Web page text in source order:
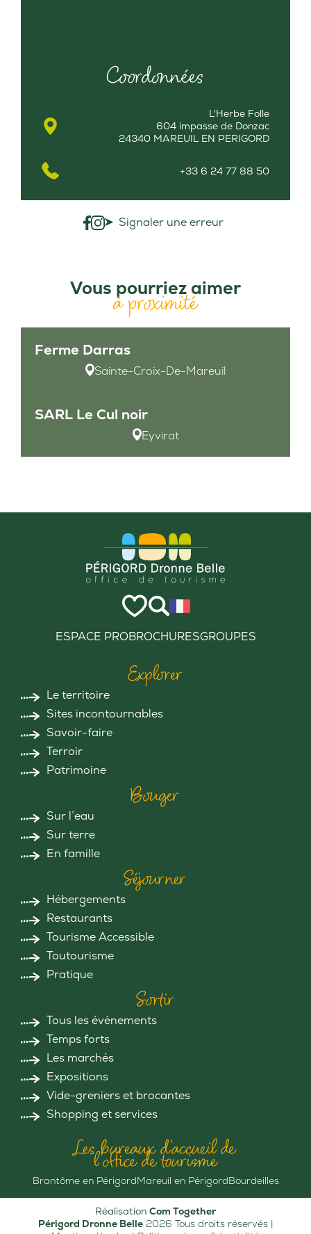
Coordonnées
L'Herbe Folle
604 impasse de Donzac
24340 MAREUIL EN PERIGORD
+33 6 24 77 88 50
Signaler une erreur
Vous pourriez aimer
à proximité
Ferme Darras
Sainte-Croix-De-Mareuil
SARL Le Cul noir
Eyvirat
ESPACE PROBROCHURESGROUPES
Explorer
Le territoire
Sites incontournables
Savoir-faire
Terroir
Patrimoine
Bouger
Sur l’eau
Sur terre
En famille
Séjourner
Hébergements
Restaurants
Tourisme Accessible
Toutourisme
Pratique
Sortir
Tous les évènements
Temps forts
Les marchés
Expositions
Vide-greniers et brocantes
Shopping et services
Les bureaux d'accueil de
l'office de tourisme
Brantôme en PérigordMareuil en PérigordBourdeilles
Réalisation Com Together
Périgord Dronne Belle2026 Tous droits réservés |